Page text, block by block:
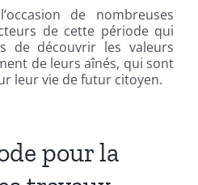
de nombreuses
de cette période qui
de découvrir les valeurs
de leurs aînés, qui sont
leur vie de futur citoyen.
pour la